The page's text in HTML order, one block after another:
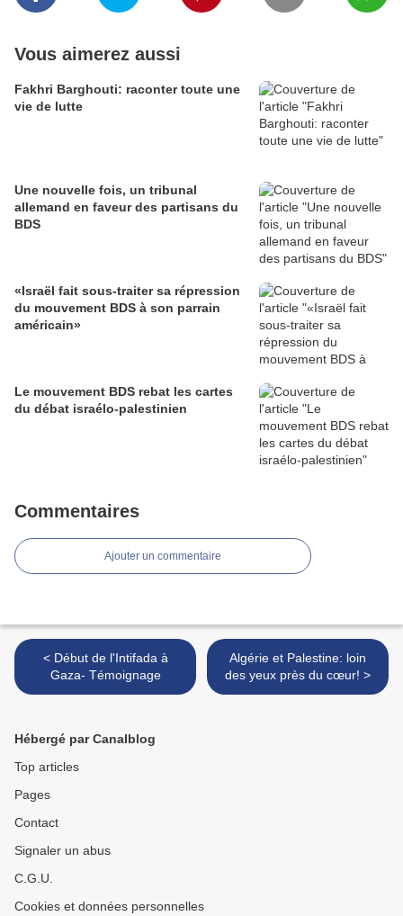
Vous aimerez aussi
Fakhri Barghouti: raconter toute une
vie de lutte
Une nouvelle fois, un tribunal
allemand en faveur des partisans du
BDS
«Israël fait sous-traiter sa répression
du mouvement BDS à son parrain
américain»
Le mouvement BDS rebat les cartes
du débat israélo-palestinien
Commentaires
Ajouter un commentaire
< Début de l'Intifada à
Gaza- Témoignage
Algérie et Palestine: loin
des yeux près du cœur! >
Hébergé par Canalblog
Top articles
Pages
Contact
Signaler un abus
C.G.U.
Cookies et données personnelles